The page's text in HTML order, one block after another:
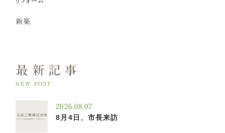
新築
最新記事
NEW POST
2026.08.07
8月4日、市長来訪